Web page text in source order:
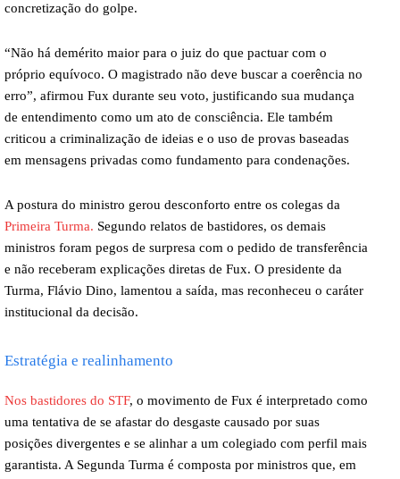
concretização do golpe.
“Não há demérito maior para o juiz do que pactuar com o
próprio equívoco. O magistrado não deve buscar a coerência no
erro”, afirmou Fux durante seu voto, justificando sua mudança
de entendimento como um ato de consciência. Ele também
criticou a criminalização de ideias e o uso de provas baseadas
em mensagens privadas como fundamento para condenações.
A postura do ministro gerou desconforto entre os colegas da
Primeira Turma. Segundo relatos de bastidores, os demais
ministros foram pegos de surpresa com o pedido de transferência
e não receberam explicações diretas de Fux. O presidente da
Turma, Flávio Dino, lamentou a saída, mas reconheceu o caráter
institucional da decisão.
Estratégia e realinhamento
Nos bastidores do STF, o movimento de Fux é interpretado como
uma tentativa de se afastar do desgaste causado por suas
posições divergentes e se alinhar a um colegiado com perfil mais
garantista. A Segunda Turma é composta por ministros que, em